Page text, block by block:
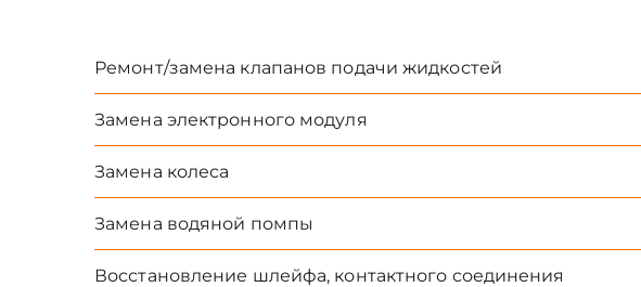
Ремонт/замена клапанов подачи жидкостей
Замена электронного модуля
Замена колеса
Замена водяной помпы
Восстановление шлейфа, контактного соединения